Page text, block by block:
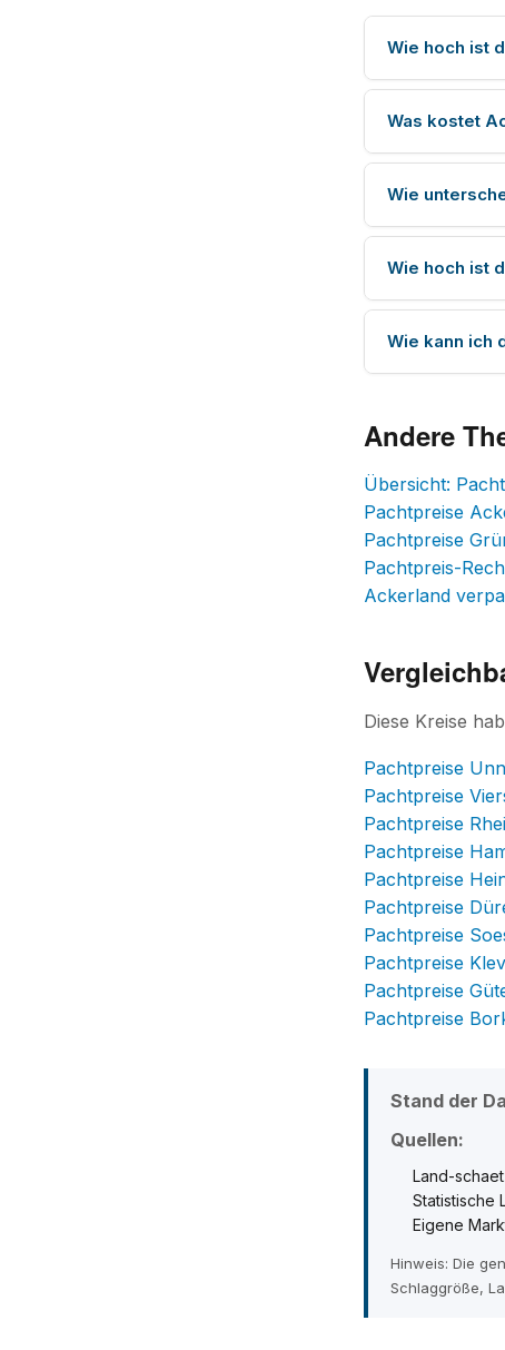
Wie hoch ist
Was kostet
Wie
Wie hoch ist
Wie kann ich
Andere
Übersicht:
Pachtpreise
Pachtpreise
Pachtpreis-
Ackerland
Diese Kreise
Pachtpreise
Pachtpreise
Pachtpreise
Pachtpreise
Pachtpreise
Pachtpreise
Pachtpreise
Pachtpreise
Pachtpreise
Pachtpreise
Stand der
Quellen:
Land-
Statistische
Eigene
Hinweis: Die
Schlaggröße,